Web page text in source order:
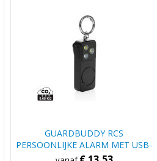
GUARDBUDDY RCS
PERSOONLIJKE ALARM MET USB-
C-OPLADEN